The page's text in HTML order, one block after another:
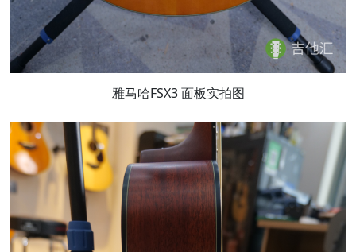
雅马哈FSX3 面板实拍图